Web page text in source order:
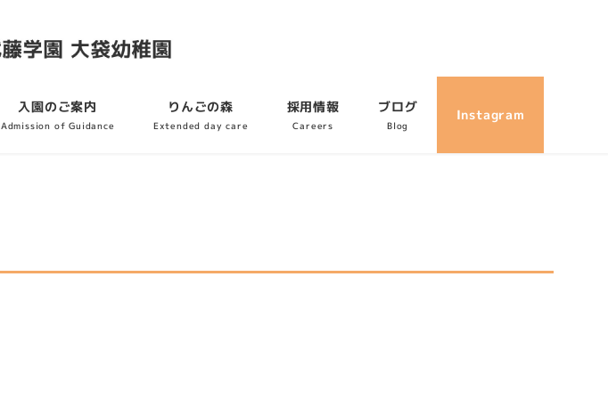
入園のご案内
Admission of Guidance
りんごの森
Extended day care
採用情報
Careers
ブログ
Blog
Instagram